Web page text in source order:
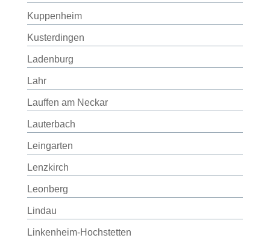
Kuppenheim
Kusterdingen
Ladenburg
Lahr
Lauffen am Neckar
Lauterbach
Leingarten
Lenzkirch
Leonberg
Lindau
Linkenheim-Hochstetten